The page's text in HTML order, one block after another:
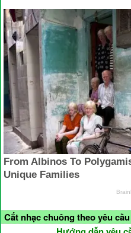
Cắt nhạc chuông theo yêu cầu